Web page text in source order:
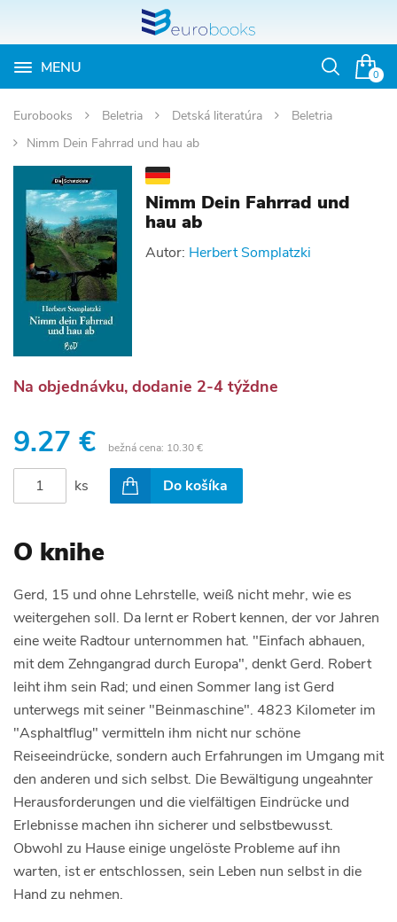
0
MENU
Otvoriť
Eurobooks Beletria Detská literatúra
Beletria
Nimm Dein Fahrrad und hau ab
Nimm Dein Fahrrad und
hau ab
Autor: Herbert Somplatzki
Na objednávku, dodanie 2-4 týždne
9.27 € bežná cena: 10.30 €
ks Do košíka
O knihe
Gerd, 15 und ohne Lehrstelle, weiß nicht mehr, wie es
weitergehen soll. Da lernt er Robert kennen, der vor Jahren
eine weite Radtour unternommen hat. "Einfach abhauen,
mit dem Zehngangrad durch Europa", denkt Gerd. Robert
leiht ihm sein Rad; und einen Sommer lang ist Gerd
unterwegs mit seiner "Beinmaschine". 4823 Kilometer im
"Asphaltflug" vermitteln ihm nicht nur schöne
Reiseeindrücke, sondern auch Erfahrungen im Umgang mit
den anderen und sich selbst. Die Bewältigung ungeahnter
Herausforderungen und die vielfältigen Eindrücke und
Erlebnisse machen ihn sicherer und selbstbewusst.
Obwohl zu Hause einige ungelöste Probleme auf ihn
warten, ist er entschlossen, sein Leben nun selbst in die
Hand zu nehmen.